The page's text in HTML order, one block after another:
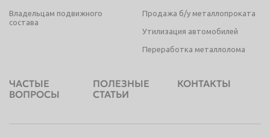
Владельцам подвижного
состава
Продажа б/у металлопроката
Утилизация автомобилей
Переработка металлолома
ЧАСТЫЕ
ВОПРОСЫ
ПОЛЕЗНЫЕ
СТАТЬИ
КОНТАКТЫ